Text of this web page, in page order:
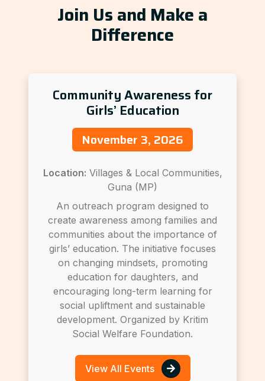
Join Us and Make a
Difference
Community Awareness for
Girls’ Education
November 3, 2026
Location: Villages & Local Communities,
Guna (MP)
An outreach program designed to
create awareness among families and
communities about the importance of
girls’ education. The initiative focuses
on changing mindsets, promoting
education for daughters, and
encouraging long-term learning for
social upliftment and sustainable
development. Organized by Kritim
Social Welfare Foundation.
View All Events